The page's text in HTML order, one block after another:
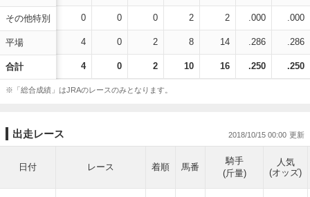
その他特別
平場
合計
0 0 0 2 2 .000 .000
4 0 2 8 14 .286 .286
4 0 2 10 16 .250 .250
※「総合成績」はJRAのレースのみとなります。
出走レース 2018/10/15 00:00
日付 レース 着順 馬番
騎手
(斤量)
人気
(オッズ)